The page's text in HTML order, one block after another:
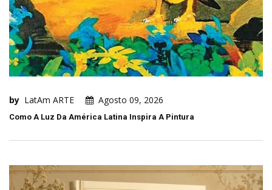
by LatAm ARTE Agosto 09, 2026
Como A Luz Da América Latina Inspira A Pintura